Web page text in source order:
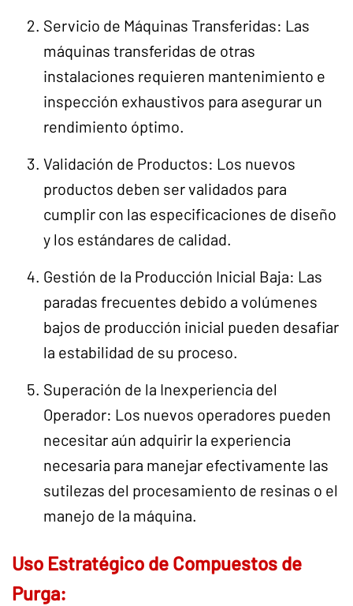
Servicio de Máquinas Transferidas: Las
máquinas transferidas de otras
instalaciones requieren mantenimiento e
inspección exhaustivos para asegurar un
rendimiento óptimo.
Validación de Productos: Los nuevos
productos deben ser validados para
cumplir con las especificaciones de diseño
y los estándares de calidad.
Gestión de la Producción Inicial Baja: Las
paradas frecuentes debido a volúmenes
bajos de producción inicial pueden desafiar
la estabilidad de su proceso.
Superación de la Inexperiencia del
Operador: Los nuevos operadores pueden
necesitar aún adquirir la experiencia
necesaria para manejar efectivamente las
sutilezas del procesamiento de resinas o el
manejo de la máquina.
Uso Estratégico de Compuestos de
Purga: